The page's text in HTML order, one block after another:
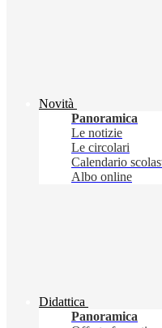
Novità
Panoramica
Le notizie
Le circolari
Calendario
Albo online
Didattica
Panoramica